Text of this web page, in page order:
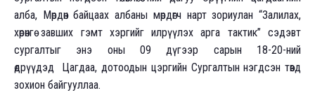
алба, Мөрдөн байцаах албаны мөрдөгч нарт зориулан “Залилах,
хөрөнгө завших гэмт хэргийг илрүүлэх арга тактик” сэдэвт
сургалтыг энэ оны 09 дүгээр сарын 18-20-ний
өдрүүдэд Цагдаа, дотоодын цэргийн Сургалтын нэгдсэн төвд
зохион байгууллаа.